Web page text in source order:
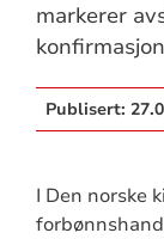
markerer
Publisert:
I Den norske